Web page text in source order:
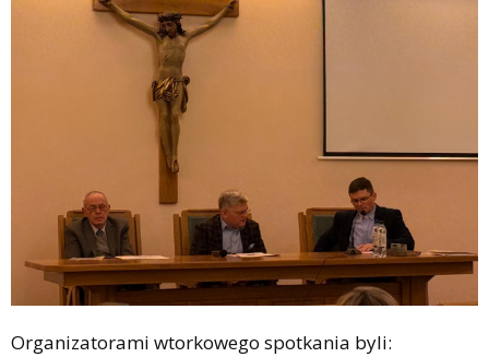
Organizatorami wtorkowego spotkania byli: